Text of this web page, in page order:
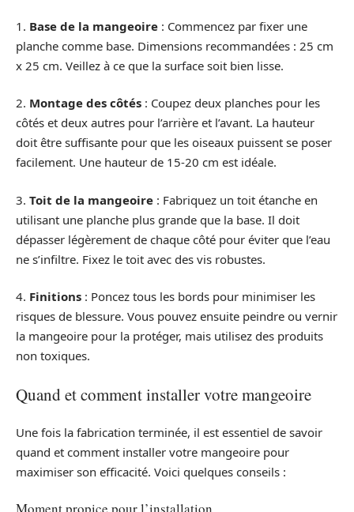
1. Base de la mangeoire : Commencez par fixer une
planche comme base. Dimensions recommandées : 25 cm
x 25 cm. Veillez à ce que la surface soit bien lisse.
2. Montage des côtés : Coupez deux planches pour les
côtés et deux autres pour l’arrière et l’avant. La hauteur
doit être suffisante pour que les oiseaux puissent se poser
facilement. Une hauteur de 15-20 cm est idéale.
3. Toit de la mangeoire : Fabriquez un toit étanche en
utilisant une planche plus grande que la base. Il doit
dépasser légèrement de chaque côté pour éviter que l’eau
ne s’infiltre. Fixez le toit avec des vis robustes.
4. Finitions : Poncez tous les bords pour minimiser les
risques de blessure. Vous pouvez ensuite peindre ou vernir
la mangeoire pour la protéger, mais utilisez des produits
non toxiques.
Quand et comment installer votre mangeoire
Une fois la fabrication terminée, il est essentiel de savoir
quand et comment installer votre mangeoire pour
maximiser son efficacité. Voici quelques conseils :
Moment propice pour l’installation